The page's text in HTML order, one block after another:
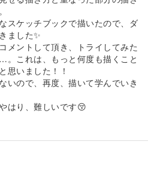
スケッチブックで描いたので、ダ
ました✨
メントして頂き、トライしてみた
これは、もっと何度も描くこと
思いました！！
いので、再度、描いて学んでいき
はり、難しいです😚